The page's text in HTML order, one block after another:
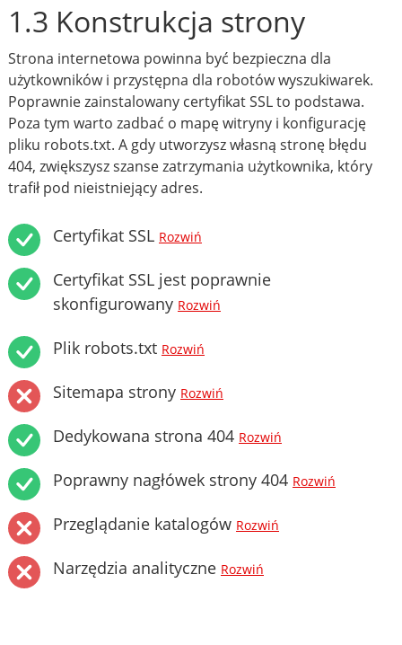
1.3 Konstrukcja strony
Strona internetowa powinna być bezpieczna dla
użytkowników i przystępna dla robotów wyszukiwarek.
Poprawnie zainstalowany certyfikat SSL to podstawa.
Poza tym warto zadbać o mapę witryny i konfigurację
pliku robots.txt. A gdy utworzysz własną stronę błędu
404, zwiększysz szanse zatrzymania użytkownika, który
trafił pod nieistniejący adres.
Certyfikat SSL Rozwiń
Certyfikat SSL jest poprawnie
skonfigurowany Rozwiń
Plik robots.txt Rozwiń
Sitemapa strony Rozwiń
Dedykowana strona 404 Rozwiń
Poprawny nagłówek strony 404 Rozwiń
Przeglądanie katalogów Rozwiń
Narzędzia analityczne Rozwiń